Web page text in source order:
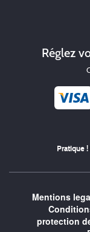
Réglez
Pratique !
Mentions
protection